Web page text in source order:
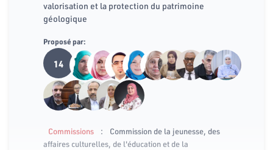
valorisation et la protection du patrimoine
géologique
Proposé par:
14
Commissions :
Commission de la jeunesse, des
affaires culturelles, de l'éducation et de la